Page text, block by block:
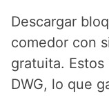
Descargar
comedor con
gratuita.
DWG, lo que